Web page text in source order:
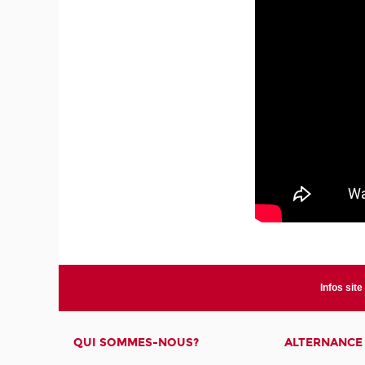
Infos site
QUI SOMMES-NOUS? ALTERNANCE